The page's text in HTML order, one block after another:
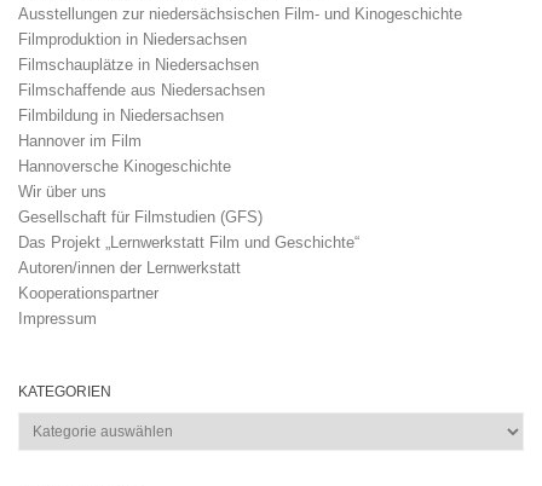
Ausstellungen zur niedersächsischen Film- und Kinogeschichte
Filmproduktion in Niedersachsen
Filmschauplätze in Niedersachsen
Filmschaffende aus Niedersachsen
Filmbildung in Niedersachsen
Hannover im Film
Hannoversche Kinogeschichte
Wir über uns
Gesellschaft für Filmstudien (GFS)
Das Projekt „Lernwerkstatt Film und Geschichte“
Autoren/innen der Lernwerkstatt
Kooperationspartner
Impressum
KATEGORIEN
Kategorien